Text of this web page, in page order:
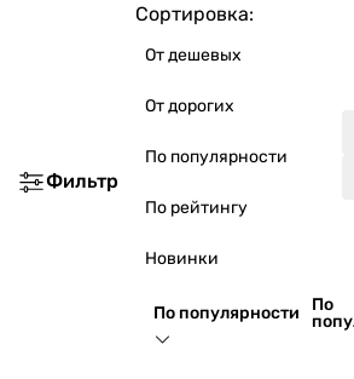
Фильтр
Сортировка:
От дешевых
От дорогих
По популярности
По рейтингу
Новинки
По популярности
По